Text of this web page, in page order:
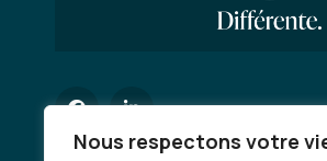
Nous respectons votre